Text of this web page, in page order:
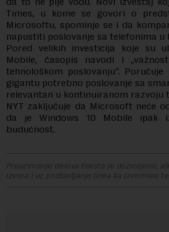
Times, u kome se govori o
Microsoftu, spominje se i da
napustiti poslovanje sa telefonima u
Pored velikih investicija koje su
Mobile, časopis navodi i
tehnološkom poslovanju“.
gigantu potrebno poslovanje sa
relevantan u kontinuiranom razvoju
NYT zaključuje da Microsoft neće
da je Windows 10 Mobile ipak
budućnost.
Preuzimanje delova teksta je dozvoljeno,
izvora i uz postavljanje linka ka izvornom